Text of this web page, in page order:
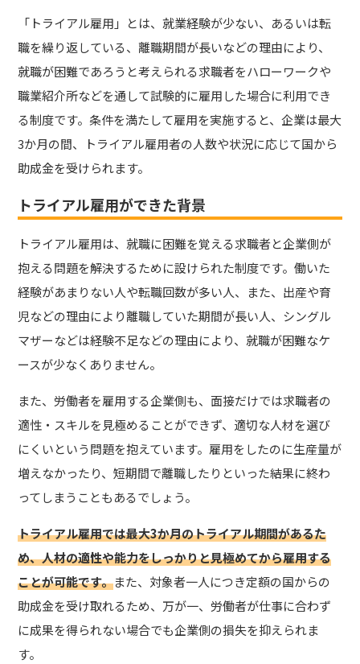
「トライアル雇用」とは、就業経験が少ない、あるいは転
職を繰り返している、離職期間が長いなどの理由により、
就職が困難であろうと考えられる求職者をハローワークや
職業紹介所などを通して試験的に雇用した場合に利用でき
る制度です。条件を満たして雇用を実施すると、企業は最大
3か月の間、トライアル雇用者の人数や状況に応じて国から
助成金を受けられます。
トライアル雇用ができた背景
トライアル雇用は、就職に困難を覚える求職者と企業側が
抱える問題を解決するために設けられた制度です。働いた
経験があまりない人や転職回数が多い人、また、出産や育
児などの理由により離職していた期間が長い人、シングル
マザーなどは経験不足などの理由により、就職が困難なケ
ースが少なくありません。
また、労働者を雇用する企業側も、面接だけでは求職者の
適性・スキルを見極めることができず、適切な人材を選び
にくいという問題を抱えています。雇用をしたのに生産量が
増えなかったり、短期間で離職したりといった結果に終わ
ってしまうこともあるでしょう。
トライアル雇用では最大3か月のトライアル期間があるた
め、人材の適性や能力をしっかりと見極めてから雇用する
ことが可能です。また、対象者一人につき定額の国からの
助成金を受け取れるため、万が一、労働者が仕事に合わず
に成果を得られない場合でも企業側の損失を抑えられま
す。